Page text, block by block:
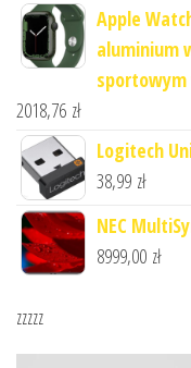
Apple
aluminium
sportowym
2018,76 zł
Logitech
38,99 zł
NEC
8999,00 zł
zzzzz